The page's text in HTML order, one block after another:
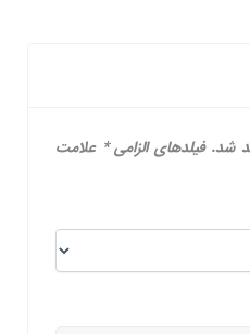
شد. فیلدهای الزامی* علامت